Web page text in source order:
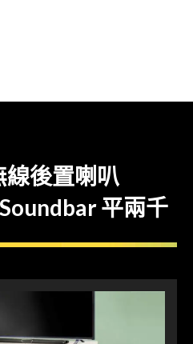
線後置喇叭
平兩千